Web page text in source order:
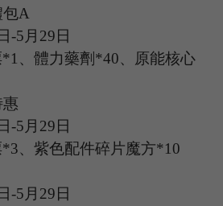
包A
-5 月 29日
*1、體力藥劑*40、原能核心
-5 月 29日
*3、紫色配件碎片魔方*10
-5 月 29日